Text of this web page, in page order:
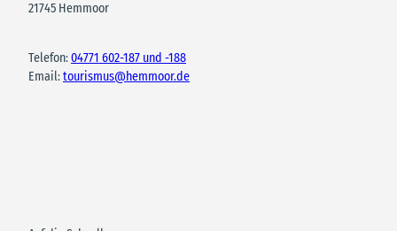
21745 Hemmoor
Telefon:04771 602-187 und -188
Email:tourismus@hemmoor.de